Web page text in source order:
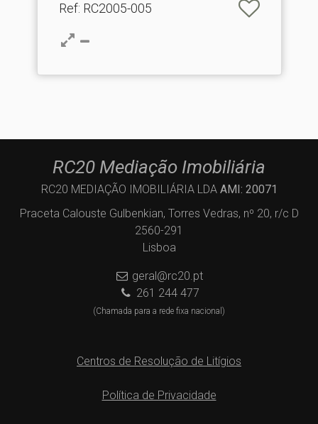
Ref: RC2005-005
RC20 Mediação Imobiliária
RC20 MEDIAÇÃO IMOBILIÁRIA LDA AMI: 20071
Praceta Calouste Gulbenkian, Torres Vedras, nº 20, r/c D
2560-291
Lisboa
geral@rc20.pt
261 244 477
(Chamada para a rede fixa nacional)
Centros de Resolução de Litígios
Política de Privacidade